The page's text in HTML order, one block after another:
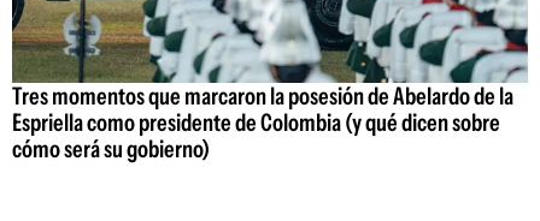
Tres momentos que marcaron la posesión de Abelardo de la
Espriella como presidente de Colombia (y qué dicen sobre
cómo será su gobierno)